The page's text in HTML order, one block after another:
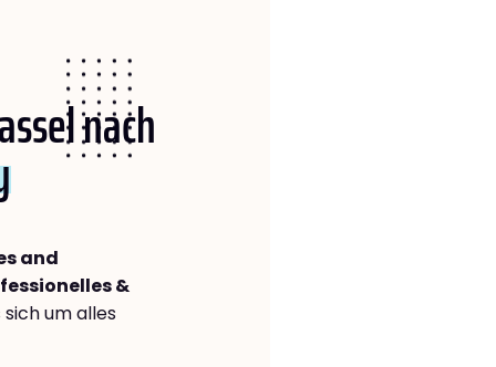
nach
and
&
sich um alles